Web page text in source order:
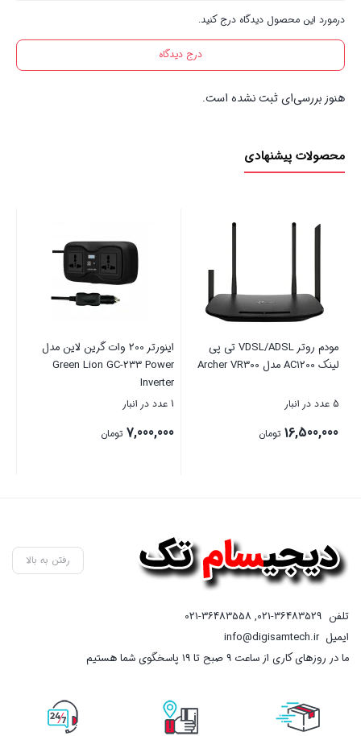
درمورد این محصول دیدگاه درج کنید.
درج دیدگاه
هنوز بررسی‌ای ثبت نشده است.
محصولات پیشنهادی
مودم روتر VDSL/ADSL تی پی
لینک AC1200 مدل Archer VR300
5 عدد در انبار
16,500,000 تومان
اینورتر 200 وات گرین لاین مدل
Green Lion GC-233 Power
Inverter
1 عدد در انبار
7,000,000 تومان
رفتن به بالا
تلفن 021-36483529
,
021-36483558
ایمیلinfo@digisamtech.ir
ما در روزهای کاری از ساعت ۹ صبح تا ۱۹ پاسخگوی شما هستیم